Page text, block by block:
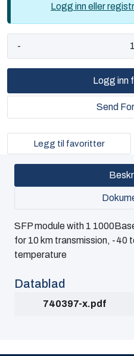
Logg inn eller
-
Logg inn
Send
Legg til favoritter
SFP module with 1
for 10 km transmission, -40
temperature
Datablad
740397-x.pdf